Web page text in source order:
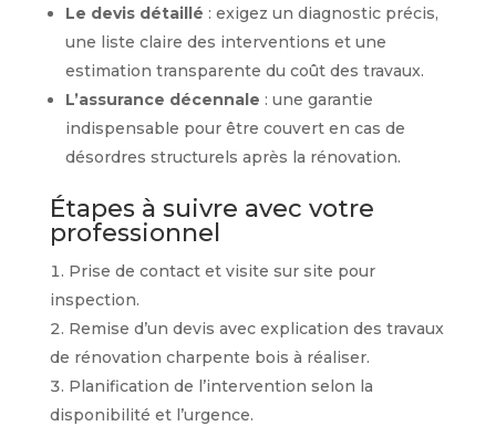
Le devis détaillé : exigez un diagnostic précis,
une liste claire des interventions et une
estimation transparente du coût des travaux.
L’assurance décennale : une garantie
indispensable pour être couvert en cas de
désordres structurels après la rénovation.
Étapes à suivre avec votre
professionnel
Prise de contact et visite sur site pour
inspection.
Remise d’un devis avec explication des travaux
de rénovation charpente bois à réaliser.
Planification de l’intervention selon la
disponibilité et l’urgence.